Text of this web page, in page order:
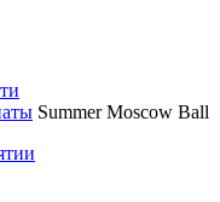
Summer Moscow Ball